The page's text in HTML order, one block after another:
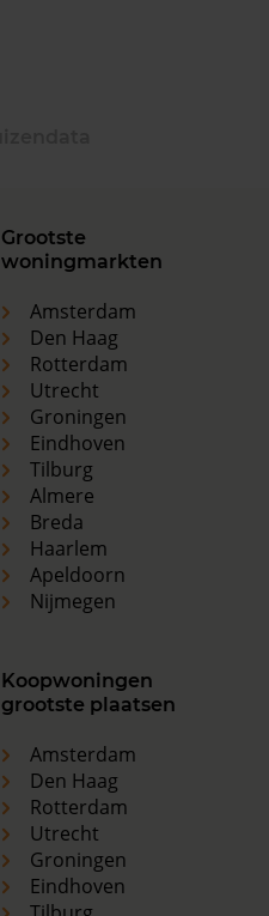
Grootste
woningmarkten
Amsterdam
Den Haag
Rotterdam
Utrecht
Groningen
Eindhoven
Tilburg
Almere
Breda
Haarlem
Apeldoorn
Nijmegen
Koopwoningen
grootste plaatsen
Amsterdam
Den Haag
Rotterdam
Utrecht
Groningen
Eindhoven